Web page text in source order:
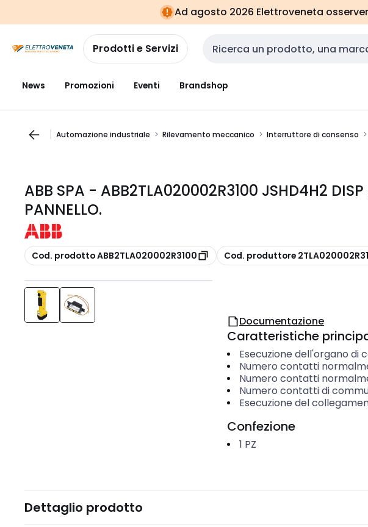
navigazionealla
pagina
Ad agosto 2026 Elettroveneta
Prodotti e Servizi Cerca input
News Promozioni Eventi Brandshop
Automazione industriale Rilevamento meccanico Interruttore di consenso
ABB SPA - ABB2TLA020002R3100 JSHD4H2 DISP
PANNELLO.
copia
Cod. prodotto ABB2TLA020002R3100 copia
Cod. produttore
Documentazione
Caratteristiche
Esecuzione dell'organo di
Numero contatti
Numero contatti
Numero contatti di
Esecuzione del
Confezione
1 PZ
Dettaglio prodotto